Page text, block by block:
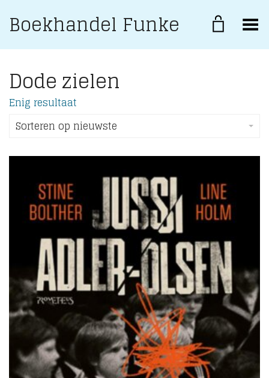
Boekhandel Funke Toggle Menu
Dode zielen
Enig resultaat
Sorteren op nieuwste